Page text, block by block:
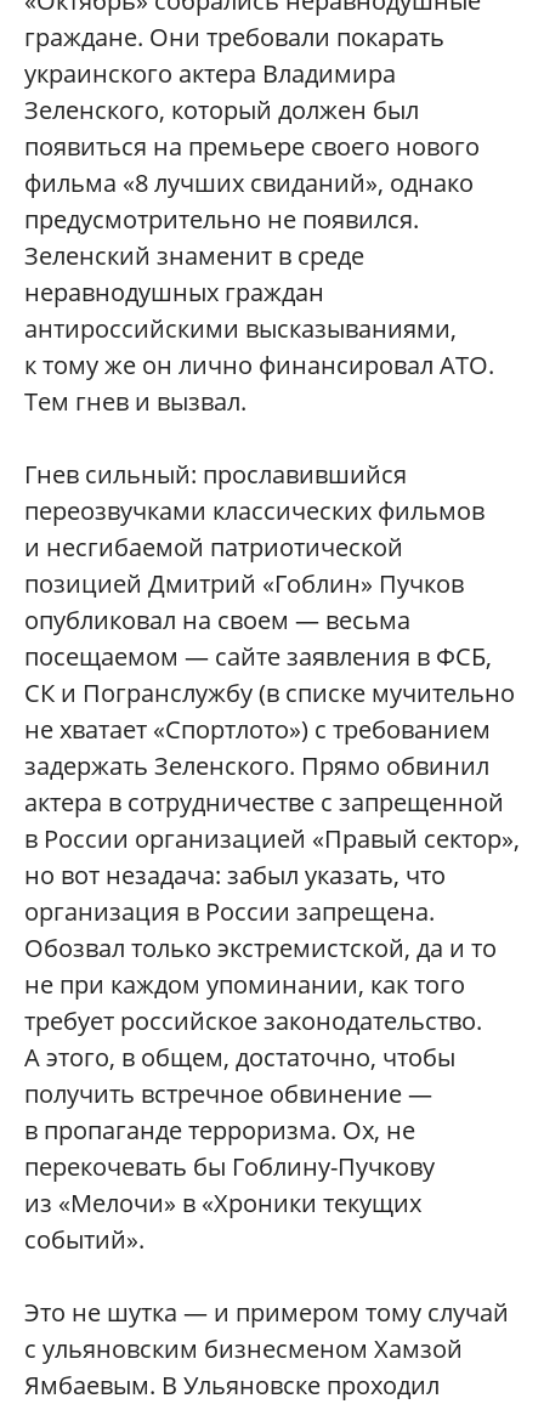
граждане. Они требовали покарать
украинского актера Владимира
Зеленского, который должен был
появиться на премьере своего нового
фильма «8 лучших свиданий», однако
предусмотрительно не появился.
Зеленский знаменит в среде
неравнодушных граждан
антироссийскими высказываниями,
к тому же он лично финансировал АТО.
Тем гнев и вызвал.
Гнев сильный: прославившийся
переозвучками классических фильмов
и несгибаемой патриотической
позицией Дмитрий «Гоблин» Пучков
опубликовал на своем — весьма
посещаемом — сайте заявления в ФСБ,
СК и Погранслужбу (в списке мучительно
не хватает «Спортлото») с требованием
задержать Зеленского. Прямо обвинил
актера в сотрудничестве с запрещенной
в России организацией «Правый сектор»,
но вот незадача: забыл указать, что
организация в России запрещена.
Обозвал только экстремистской, да и то
не при каждом упоминании, как того
требует российское законодательство.
А этого, в общем, достаточно, чтобы
получить встречное обвинение —
в пропаганде терроризма. Ох, не
перекочевать бы Гоблину-Пучкову
из «Мелочи» в «Хроники текущих
событий».
Это не шутка — и примером тому случай
с ульяновским бизнесменом Хамзой
Ямбаевым. В Ульяновске проходил